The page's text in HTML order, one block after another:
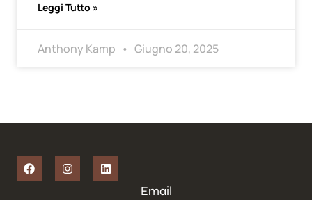
Leggi Tutto »
Anthony Kamp Giugno 20, 2025
Email